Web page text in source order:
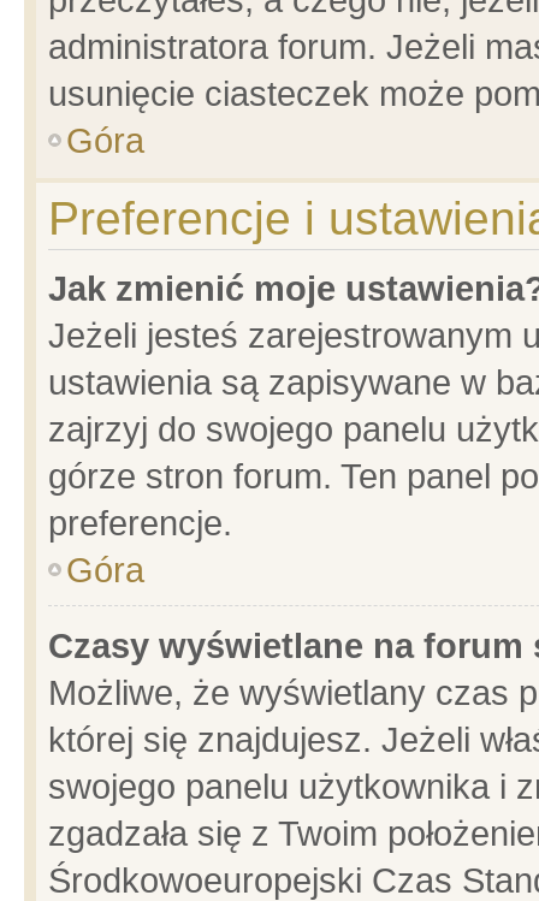
administratora forum. Jeżeli
usunięcie ciasteczek może
Góra
Preferencje i
Jak zmienić moje
Jeżeli jesteś zarejestrowanym
ustawienia są zapisywane w
zajrzyj do swojego panelu
górze stron forum. Ten panel
preferencje.
Góra
Czasy wyświetlane na forum
Możliwe, że wyświetlany czas
której się znajdujesz. Jeżeli
swojego panelu użytkownika i
zgadzała się z Twoim
Środkowoeuropejski Czas